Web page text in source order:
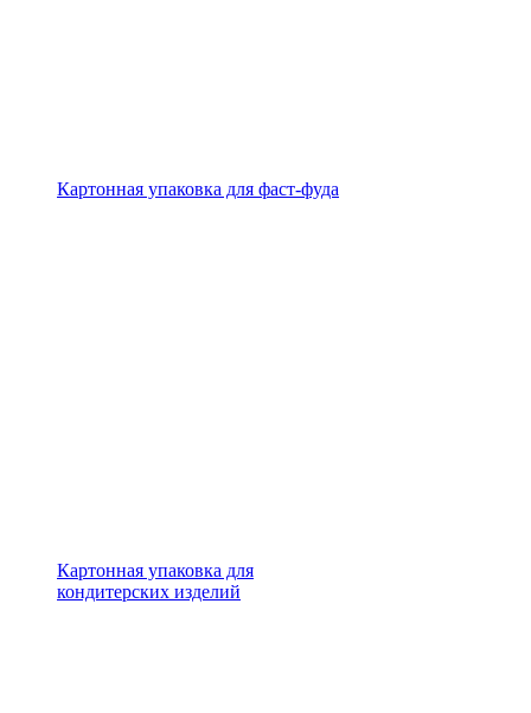
Картонная упаковка для фаст-фуда
Картонная упаковка для
кондитерских изделий